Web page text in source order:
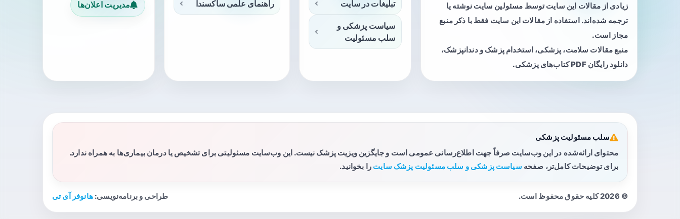
زیادی از مقالات این سایت توسط مسئولین سایت نوشته یا
ترجمه شده‌اند. استفاده از مقالات این سایت فقط با ذکر منبع
مجاز است.
منبع مقالات سلامت، پزشکی، استخدام پزشک و دندانپزشک،
دانلود رایگان PDF کتاب‌های پزشکی.
تبلیغات در سایت
سیاست پزشکی و
سلب مسئولیت
راهنمای علمی ساکسندا مدیریت اعلان‌ها
سلب مسئولیت پزشکی
محتوای ارائه‌شده در این وب‌سایت صرفاً جهت اطلاع‌رسانی عمومی است و جایگزین ویزیت پزشک نیست. این وب‌سایت مسئولیتی برای تشخیص یا درمان بیماری‌ها به همراه ندارد.
برای توضیحات کامل‌تر، صفحه سیاست پزشکی و سلب مسئولیت پزشک سایت را بخوانید.
© 2026 کلیه حقوق محفوظ است. طراحی و برنامه‌نویسی:هانوفر آی تی